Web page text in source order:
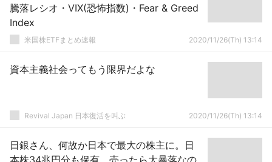
騰落レシオ・VIX(恐怖指数)・Fear & Greed
Index
米国株ETFまとめ速報 2020/11/26(Th) 13:14
資本主義社会ってもう限界だよな
Revival Japan 日本復活を叫ぶ 2020/11/26(Th) 13:14
日銀さん、何故か日本で最大の株主に。日
本株34兆円分も保有。売ったら大暴落なの